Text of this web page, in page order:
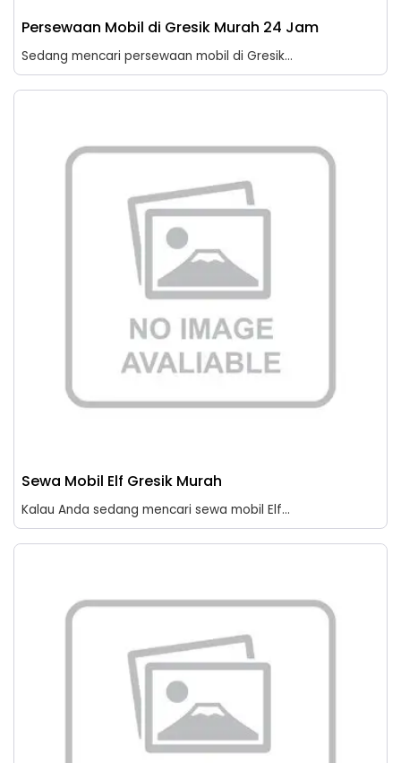
Persewaan Mobil di Gresik Murah 24 Jam
Sedang mencari persewaan mobil di Gresik...
Sewa Mobil Elf Gresik Murah
Kalau Anda sedang mencari sewa mobil Elf...